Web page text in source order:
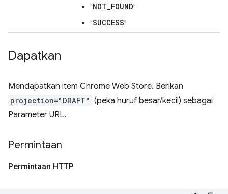
"NOT_FOUND"
"SUCCESS"
Dapatkan
Mendapatkan item Chrome Web Store. Berikan
projection="DRAFT" (peka huruf besar/kecil) sebagai
Parameter URL.
Permintaan
Permintaan HTTP